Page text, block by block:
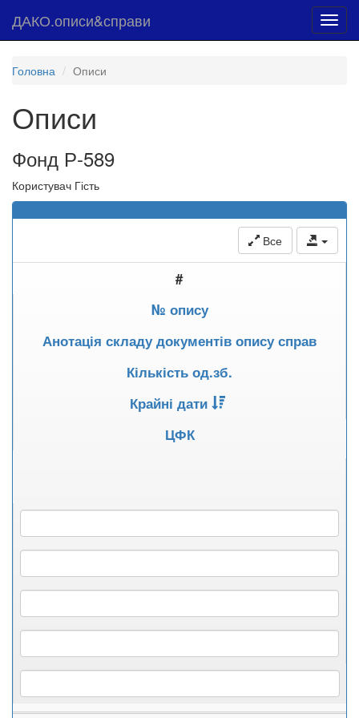
ДАКО.описи&справи
Головна Описи
Описи
Фонд Р-589
Користувач Гість
Все
#
№ опису
Анотація складу документів опису справ
Кількість од.зб.
Крайні дати
ЦФК